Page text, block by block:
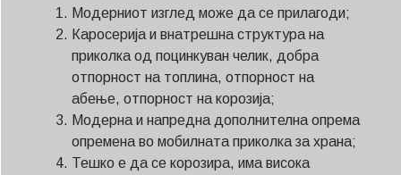
Модерниот изглед може да се прилагоди;
Каросерија и внатрешна структура на
приколка од поцинкуван челик, добра
отпорност на топлина, отпорност на
абење, отпорност на корозија;
Модерна и напредна дополнителна опрема
опремена во мобилната приколка за храна;
Тешко е да се корозира, има висока